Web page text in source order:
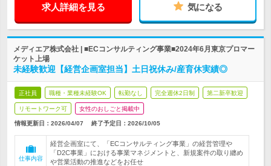
求人詳細を見る 気になる
メディエア株式会社 | ■ECコンサルティング事業■2024年6月東京プロマー
ケット上場
未経験歓迎【経営企画室担当】土日祝休み/産育休実績◎
正社員 職種・業種未経験OK 転勤なし 完全週休2日制 第二新卒歓迎
リモートワーク可 女性のおしごと掲載中
情報更新日：2026/04/07 終了予定日： 2026/10/05
仕事内容
経営企画室にて、「ECコンサルティング事業」の経営管理や
「D2C事業」における事業マネジメントと、新規案件の取り纏め
や営業活動の推進などをお任せ